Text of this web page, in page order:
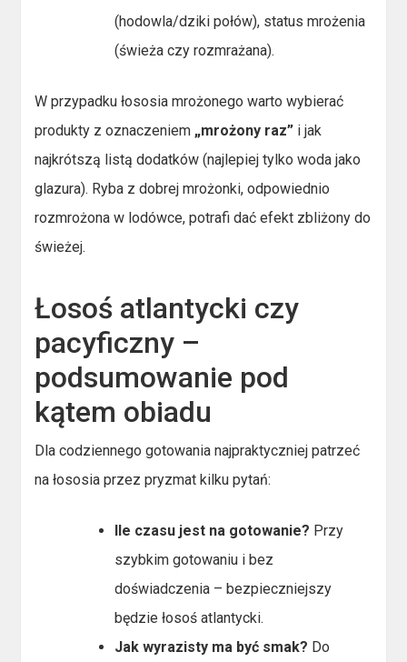
(hodowla/dziki połów), status mrożenia
(świeża czy rozmrażana).
W przypadku łososia mrożonego warto wybierać
produkty z oznaczeniem „mrożony raz” i jak
najkrótszą listą dodatków (najlepiej tylko woda jako
glazura). Ryba z dobrej mrożonki, odpowiednio
rozmrożona w lodówce, potrafi dać efekt zbliżony do
świeżej.
Łosoś atlantycki czy
pacyficzny –
podsumowanie pod
kątem obiadu
Dla codziennego gotowania najpraktyczniej patrzeć
na łososia przez pryzmat kilku pytań:
Ile czasu jest na gotowanie? Przy
szybkim gotowaniu i bez
doświadczenia – bezpieczniejszy
będzie łosoś atlantycki.
Jak wyrazisty ma być smak? Do